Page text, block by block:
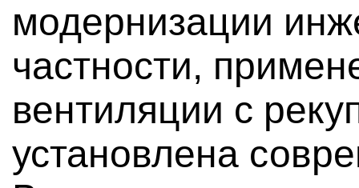
модернизации
частности,
вентиляции с
установлена